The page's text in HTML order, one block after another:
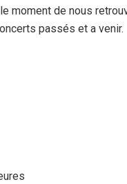
moment de nous
passés et a venir.